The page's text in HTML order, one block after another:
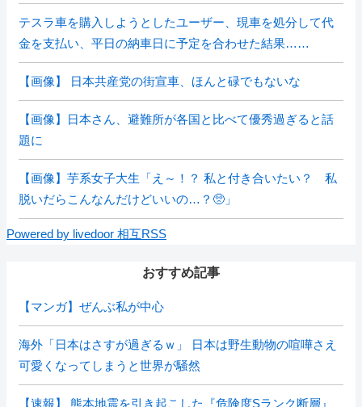
テスラ車を購入しようとしたユーザー、現車を処分して代
金を支払い、平日の納車日に予定を合わせた結果……
【画像】 日本共産党の街宣車、ほんと碌でもないな
【画像】日本さん、避難所が各国と比べて優秀過ぎると話
題に
【画像】芋系女子大生「え～！？ 私と付き合いたい？ 私
脱いだらこんなんだけどいいの…？🥺」
Powered by livedoor 相互RSS
おすすめ記事
【マンガ】ぜんぶ私が中心
海外「日本はさすが過ぎるｗ」 日本は野生動物の喧嘩さえ
可愛くなってしまうと世界が騒然
【速報】 熊本地震を引き起こした『危険度Sランク断層』